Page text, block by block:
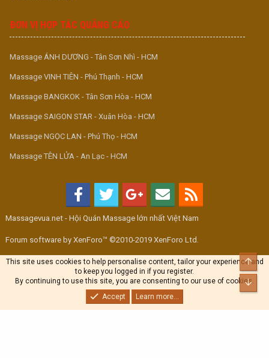
ĐƠN VỊ HỢP TÁC QUẢNG CÁO
Massage ÁNH DƯƠNG - Tân Sơn Nhì - HCM
Massage VINH TIÊN - Phú Thạnh - HCM
Massage BANGKOK - Tân Sơn Hòa - HCM
Massage SAIGON STAR - Xuân Hòa - HCM
Massage NGỌC LAN - Phú Thọ - HCM
Massage TÊN LỬA - An Lạc - HCM
Massagevua.net - Hội Quán Massage lớn nhất Việt Nam
Forum software by XenForo™ ©2010-2019 XenForo Ltd.
This site uses cookies to help personalise content, tailor your experience and
to keep you logged in if you register.
By continuing to use this site, you are consenting to our use of cookies.
Accept
Learn more...
Top